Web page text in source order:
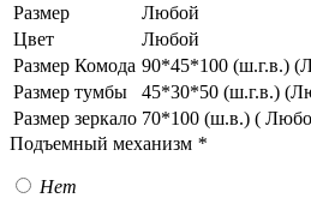
Размер
Любой
Цвет
Любой
Размер Комода 90*45*100 (ш.г.в.)
Размер тумбы
45*30*50 (ш.г.в.)
Размер зеркало 70*100 (ш.в.) (
Подъемный механизм *
Нет